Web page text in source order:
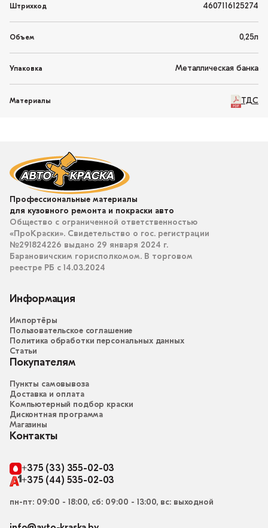
Штрихкод 4607116125274
Объем 0,25л
Упаковка Металлическая банка
Материалы ТДС
Профессиональные материалы
для кузовного ремонта и покраски авто
Общество с ограниченной ответственностью
«ПроКраски». Свидетельство о гос. регистрации
№291824226 выдано 29 января 2024 г.
Барановичским горисполкомом. В торговом
реестре РБ с 14.03.2024
Информация
Импортёры
Пользовательское соглашение
Политика обработки персональных данных
Статьи
Покупателям
Пункты самовывоза
Доставка и оплата
Компьютерный подбор краски
Дисконтная программа
Магазины
Контакты
+375 (33) 355-02-03
+375 (44) 535-02-03
пн-пт: 09:00 - 18:00, сб: 09:00 - 13:00, вс: выходной